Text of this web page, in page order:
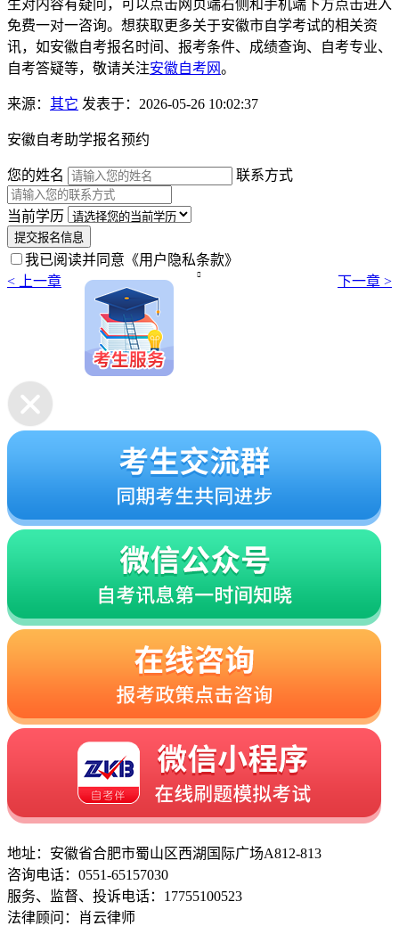
生对内容有疑问，可以点击网页端右侧和手机端下方点击进入
免费一对一咨询。想获取更多关于安徽市自学考试的相关资
讯，如安徽自考报名时间、报考条件、成绩查询、自考专业、
自考答疑等，敬请关注安徽自考网。
来源： 其它 发表于：2026-05-26 10:02:37
安徽自考助学报名预约
您的姓名 联系方式
当前学历
提交报名信息
我已阅读并同意 《用户隐私条款》
< 上一章
 下一章 >
地址：安徽省合肥市蜀山区西湖国际广场A812-813
咨询电话：0551-65157030
服务、监督、投诉电话：17755100523
法律顾问：肖云律师